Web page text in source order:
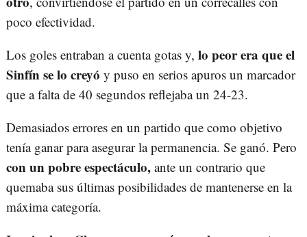
poco efectividad.
Los goles entraban a cuenta gotas y, lo peor era que el
Sinfín se lo creyó y puso en serios apuros un marcador
que a falta de 40 segundos reflejaba un 24-23.
Demasiados errores en un partido que como objetivo
tenía ganar para asegurar la permanencia. Se ganó. Pero
con un pobre espectáculo, ante un contrario que
quemaba sus últimas posibilidades de mantenerse en la
máxima categoría.